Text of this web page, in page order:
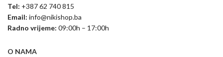
Tel: +387 62 740 815
Email: info@nikishop.ba
Radno vrijeme: 09:00h – 17:00h
O NAMA